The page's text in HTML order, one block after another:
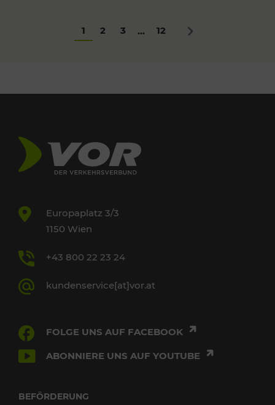
1 2 3 ... 12 Nächstes
Europaplatz 3/3
1150 Wien
+43 800 22 23 24
kundenservice[at]vor.at
FOLGE UNS AUF FACEBOOK
ABONNIERE UNS AUF YOUTUBE
BEFÖRDERUNG